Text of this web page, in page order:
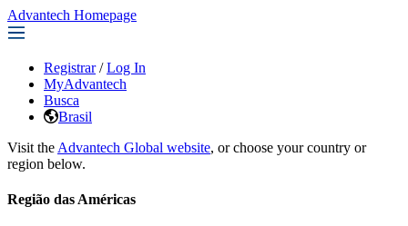
Advantech Homepage
Registrar / Log In
MyAdvantech
Busca
Brasil
Visit the Advantech Global website, or choose your country or
region below.
Região das Américas